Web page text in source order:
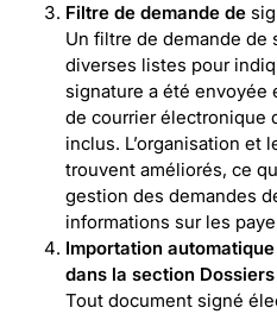
Filtre de demande de
Un filtre de demande de
diverses listes pour
signature a été envoyée
de courrier électronique
inclus. L’organisation et
trouvent améliorés, ce
gestion des demandes
informations sur les
Importation
dans la section
Tout document signé